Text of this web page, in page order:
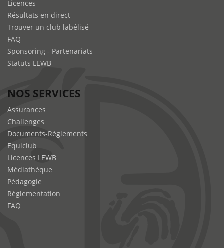
Licences
Résultats en direct
Trouver un club labélisé
FAQ
Sponsoring - Partenariats
Statuts LEWB
NOS SERVICES
Assurances
Challenges
Documents-Règlements
Equiclub
Licences LEWB
Médiathèque
Pédagogie
Règlementation
FAQ